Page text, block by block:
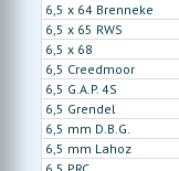
6,5 x 64 Brenneke
6,5 x 65 RWS
6,5 x 68
6,5 Creedmoor
6,5 G.A.P. 4S
6,5 Grendel
6,5 mm D.B.G.
6,5 mm Lahoz